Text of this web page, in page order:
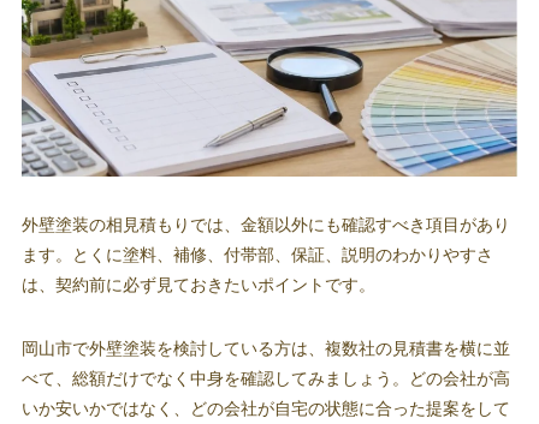
外壁塗装の相見積もりでは、金額以外にも確認すべき項目があり
ます。とくに塗料、補修、付帯部、保証、説明のわかりやすさ
は、契約前に必ず見ておきたいポイントです。
岡山市で外壁塗装を検討している方は、複数社の見積書を横に並
べて、総額だけでなく中身を確認してみましょう。どの会社が高
いか安いかではなく、どの会社が自宅の状態に合った提案をして